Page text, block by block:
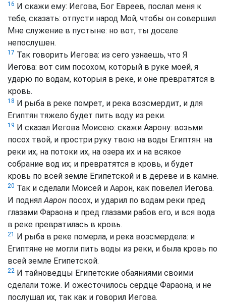
16 И скажи ему: Иегова, Бог Евреев, послал меня к
тебе, сказать: отпусти народ Мой, чтобы он совершил
Мне служение в пустыне: но вот, ты доселе
непослушен.
17 Так говорить Иегова: из сего узнаешь, что Я
Иегова: вот сим посохом, который в руке моей, я
ударю по водам, которыя в реке, и оне превратятся в
кровь.
18 И рыба в реке помрет, и река возсмердит, и для
Египтян тяжело будет пить воду из реки.
19 И сказал Иегова Моисею: скажи Аарону: возьми
посох твой, и простри руку твою на воды Египтян: на
реки их, на потоки их, на озера их и на всякое
собрание вод их; и превратятся в кровь, и будет
кровь по всей земле Египетской и в дереве и в камне.
20 Так и сделали Моисей и Аарон, как повелел Иегова.
И поднялАарон посох, и ударил по водам реки пред
глазами Фараона и пред глазами рабов его, и вся вода
в реке превратилась в кровь.
21
И рыба в реке померла, и река возсмердела: и
Египтяне не могли пить воды из реки, и была кровь по
всей земле Египетской.
22 И тайноведцы Египетские обаяниями своими
сделали тоже. И ожесточилось сердце Фараона, и не
послушал их, так как и говорил Иегова.